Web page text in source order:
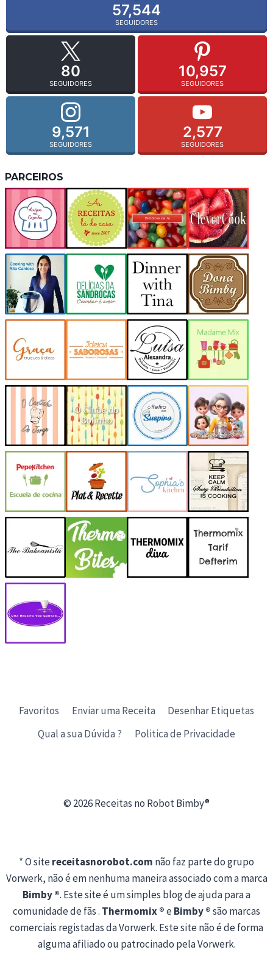
57,544
SEGUIDORES
80
SEGUIDORES
10,957
SEGUIDORES
9,571
SEGUIDORES
2,577
SEGUIDORES
PARCEIROS
Favoritos Enviar uma Receita
Desenhar Etiquetas
Qual a sua Dúvida ?
Politica de Privacidade
© 2026 Receitas no Robot Bimby®
* O sitereceitasnorobot.com não faz parte do grupo
Vorwerk, não é em nenhuma maneira associado com a marca
Bimby ®. Este site é um simples blog de ajuda para a
comunidade de fãs . Thermomix ®eBimby ®são marcas
comerciais registadas da Vorwerk. Este site não é de forma
alguma afiliado ou patrocinado pela Vorwerk.